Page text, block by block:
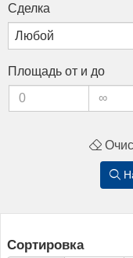
Сдел­ка
Пло­щадь от и до
Сортировка